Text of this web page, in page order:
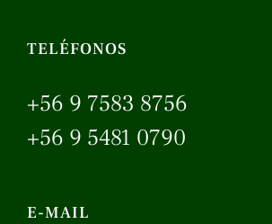
TELÉFONOS
+56 9 7583 8756
+56 9 5481 0790
E-MAIL